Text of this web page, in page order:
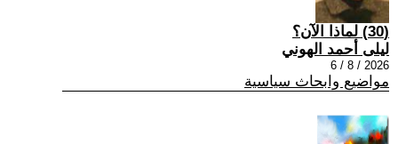
(30) لماذا الآن؟
ليلى أحمد الهوني
2026 / 8 / 6
مواضيع وابحاث سياسية